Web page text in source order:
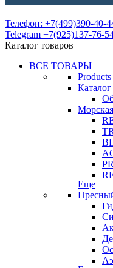
Телефон: +7(499)390-40-
Telegram +7(925)137-76-
Каталог товаров
ВСЕ ТОВАРЫ
Products
Каталог
Еще